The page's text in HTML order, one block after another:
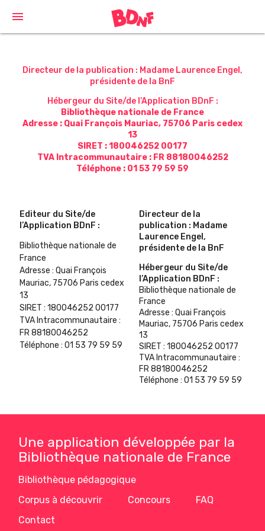
menu
Directeur de la publication : Madame Laurence Engel,
présidente de la BnF
Hébergeur du Site/de l’Application BDnF :
Bibliothèque nationale de France
Adresse : Quai François Mauriac, 75706 Paris cedex
13
SIRET :180046252 00177
TVA Intracommunautaire :FR 88180046252
Téléphone : 01 53 79 59 59
Editeur du Site/de
l’Application BDnF :
Bibliothèque nationale de
France
Adresse : Quai François
Mauriac, 75706 Paris cedex
13
SIRET : 180046252 00177
TVA Intracommunautaire :
FR 88180046252
Téléphone : 01 53 79 59 59
Directeur de la
publication : Madame
Laurence Engel,
présidente de la BnF
Hébergeur du Site/de
l’Application BDnF :
Bibliothèque nationale de
France
Adresse : Quai François
Mauriac, 75706 Paris cedex
13
SIRET : 180046252 00177
TVA Intracommunautaire :
FR 88180046252
Téléphone : 01 53 79 59 59
Une application développée par la
Bibliothèque nationale de France
Bibliothèque pédagogique
Corpus à découvrir
Concours
FAQ
Contact